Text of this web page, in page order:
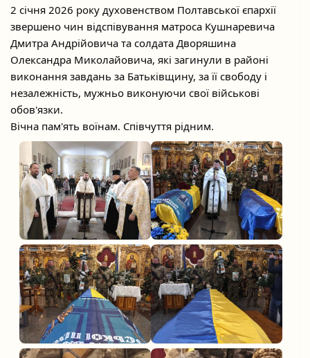
2 січня 2026 року духовенством Полтавської єпархії
звершено чин відспівування матроса Кушнаревича
Дмитра Андрійовича та солдата Дворяшина
Олександра Миколайовича, які загинули в районі
виконання завдань за Батьківщину, за її свободу і
незалежність, мужньо виконуючи свої військові
обов'язки.
Вічна пам'ять воїнам. Співчуття рідним.